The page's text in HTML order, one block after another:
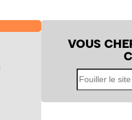
VOUS
Fouiller
le
site